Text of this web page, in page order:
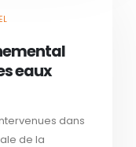
eaux
dans
de la